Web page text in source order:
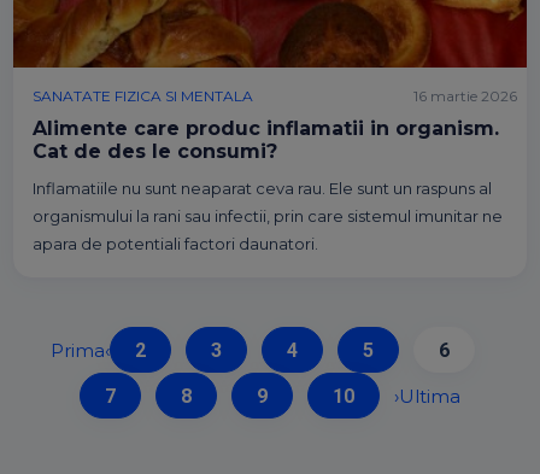
SANATATE FIZICA SI MENTALA
Alimente care produc inflamatii in organism.
Cat de des le consumi?
Inflamatiile nu sunt neaparat ceva rau. Ele sunt un raspuns al
organismului la rani sau infectii, prin care sistemul imunitar ne
apara de potentiali factori daunatori.
16 martie 2026
Prima‹ 2 3 4 5
6
7
8 9 10 ›Ultima